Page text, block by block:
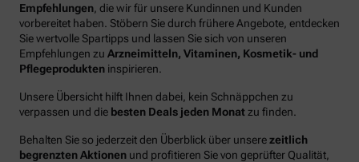
Empfehlungen , die wir für unsere Kundinnen und Kunden
vorbereitet haben. Stöbern Sie durch frühere Angebote, entdecken
Sie wertvolle Spartipps und lassen Sie sich von unseren
Empfehlungen zu Arzneimitteln, Vitaminen, Kosmetik- und
Pflegeprodukten inspirieren.
Unsere Übersicht hilft Ihnen dabei, kein Schnäppchen zu
verpassen und die besten Deals jeden Monatzu finden.
Behalten Sie so jederzeit den Überblick über unserezeitlich
begrenzten Aktionen und profitieren Sie von geprüfter Qualität,